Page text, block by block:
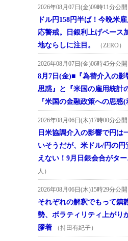
2026年08月07日(金)09時11分公開
ドル円158円半ば！今晩米
応警戒。日銀利上げペース
地ならしに注目。
（ZERO）
2026年08月07日(金)06時45分公開
8月7日(金)■『為替介入の
思惑』と『米国の雇用統計
『米国の金融政策への思惑
2026年08月06日(木)17時00分公開
日米協調介入の影響で円は
いそうだが、米ドル/円の
えない！9月日銀会合がタ
人）
2026年08月06日(木)15時29分公開
それぞれの解釈でもって鎮
勢、ボラティリティ上がり
膠着
（持田有紀子）